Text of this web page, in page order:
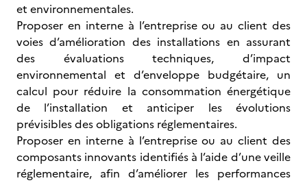
et environnementales.
Proposer en interne à l’entreprise ou au client des
voies d’amélioration des installations en assurant
des évaluations techniques, d’impact
environnemental et d’enveloppe budgétaire, un
calcul pour réduire la consommation énergétique
de l’installation et anticiper les évolutions
prévisibles des obligations réglementaires.
Proposer en interne à l’entreprise ou au client des
composants innovants identifiés à l’aide d’une veille
réglementaire, afin d’améliorer les performances